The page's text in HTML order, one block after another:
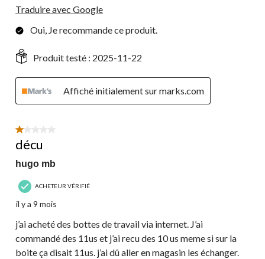
Traduire avec Google
Oui, Je recommande ce produit.
Produit testé : 2025-11-22
Affiché initialement sur marks.com
1 étoile(s) sur 5.
décu
hugo mb
ACHETEUR VÉRIFIÉ
il y a 9 mois
j’ai acheté des bottes de travail via internet. J’ai
commandé des 11us et j’ai recu des 10 us meme si sur la
boite ça disait 11us. j’ai dû aller en magasin les échanger.